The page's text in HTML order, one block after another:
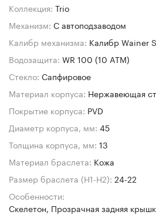
Коллекция: Trio
Механизм: C автоподзаводом
Калибр механизма: Калибр Wainer
Водозащита: WR 100 (10 ATM)
Стекло: Сапфировое
Материал корпуса: Нержавеющая
Покрытие корпуса: PVD
Диаметр корпуса, мм: 45
Толщина корпуса, мм: 13
Материал браслета: Кожа
Размер браслета (H1-H2): 24-22
Особенности:
Скелетон, Прозрачная задняя